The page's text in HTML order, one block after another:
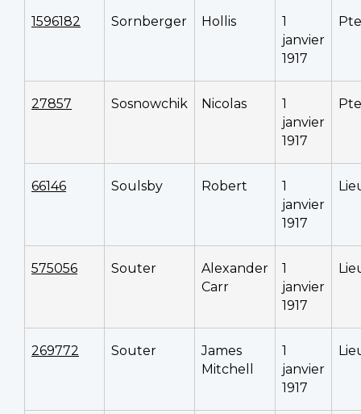
1596182 Sornberger Hollis
1
janvier
1917
Pte
27857 Sosnowchik Nicolas
1
janvier
1917
Pte
66146 Soulsby Robert
1
janvier
1917
575056 Souter
Alexander
Carr
1
janvier
1917
269772 Souter
James
Mitchell
1
janvier
1917